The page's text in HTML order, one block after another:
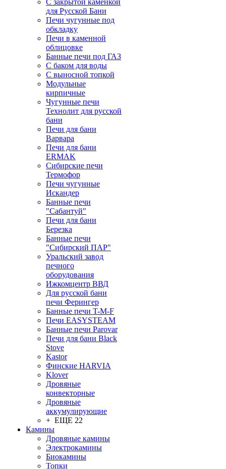
С закрытой каменкой
для Русской Бани
Печи чугунные под
обкладку
Печи в каменной
облицовке
Банные печи под ГАЗ
С баком для воды
С выносной топкой
Модульные
кирпичные
Чугунные печи
Технолит для русской
бани
Печи для бани
Варвара
Печи для бани
ERMAK
Сибирские печи
Термофор
Печи чугунные
Искандер
Банные печи
"Сабантуй"
Печи для бани
Березка
Банные печи
"Сибирский ПАР"
Уральский завод
печного
оборудования
Ижкомцентр ВВД
Для русской бани
печи Ферингер
Банные печи T-M-F
Печи EASYSTEAM
Банные печи Parovar
Печи для бани Black
Stove
Kastor
Финские HARVIA
Klover
Дровяные
конвекторные
Дровяные
аккумулирующие
+ ЕЩЕ 22
Камины
Дровяные камины
Электрокамины
Биокамины
Топки